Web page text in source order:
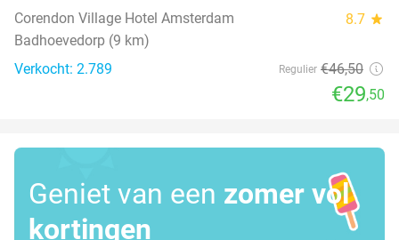
Corendon Village Hotel Amsterdam 8.7 star
Badhoevedorp (9 km)
Verkocht: 2.789
Regulier €46,50
€29,50
Geniet van een zomer vol
kortingen